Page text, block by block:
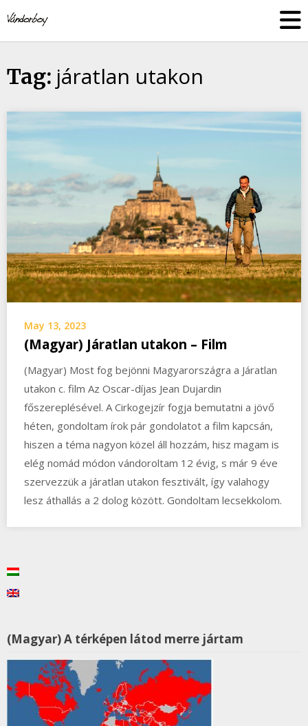
to
content
Tag: járatlan utakon
May 13, 2023
(Magyar) Járatlan utakon – Film
(Magyar) Most fog bejönni Magyarországra a Járatlan
utakon c. film Az Oscar-díjas Jean Dujardin
főszereplésével. A Cirkogejzír fogja bemutatni a jövő
héten, gondoltam írok pár gondolatot a film kapcsán,
hiszen a téma nagyon közel áll hozzám, hisz magam is
elég nomád módon vándoroltam 12 évig, s már 9 éve
szervezzük a járatlan utakon fesztivált, így valahogy
lesz áthallás a 2 dolog között. Gondoltam lecsekkolom.
(Magyar) A térképen látod merre jártam